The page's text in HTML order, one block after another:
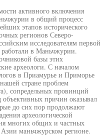
активного включения
в общий процесс
этапов исторического
регионов Северо-
исследователям первой
в Маньчжурии.
базы этих
археологи. С началом
в Приамурье и Приморье
стране проблем
сопредельных провинций
причин оказывал
до сих пор продолжают
археологической
многих общих и частных
маньчжурском регионе.